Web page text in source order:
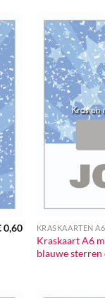
0,60 KRASKAARTEN
Kraskaart A6
blauwe sterren